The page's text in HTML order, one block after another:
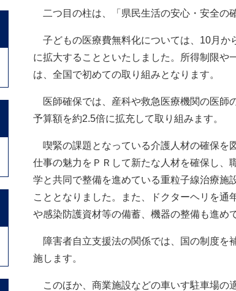
二つ目の柱は、「県民生活の安心・安全の
子どもの医療費無料化については、10月か
に拡大することといたしました。所得制限や
は、全国で初めての取り組みとなります。
医師確保では、産科や救急医療機関の医師
予算額を約2.5倍に拡充して取り組みます。
喫緊の課題となっている介護人材の確保を
仕事の魅力をＰＲして新たな人材を確保し、
学と共同で整備を進めている重粒子線治療施
こととなりました。また、ドクターヘリを
や感染防護資材等の備蓄、機器の整備も進め
障害者自立支援法の関係では、国の制度を
施します。
このほか、商業施設などの車いす駐車場の